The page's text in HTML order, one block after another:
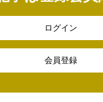
ログイン
会員登録